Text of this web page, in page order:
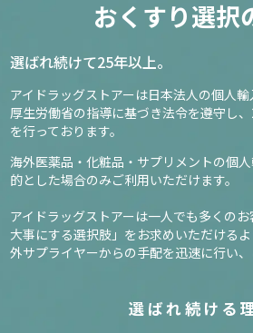
おくすり選択
選ばれ続けて25年以上。
アイドラッグストアーは日本法人の個人輸
厚生労働省の指導に基づき法令を遵守し、
を行っております。
海外医薬品・化粧品・サプリメントの個人
的とした場合のみご利用いただけます。
アイドラッグストアーは一人でも多くの
大事にする選択肢」をお求めいただけるよ
外サプライヤーからの手配を迅速に行い、
選ばれ続ける